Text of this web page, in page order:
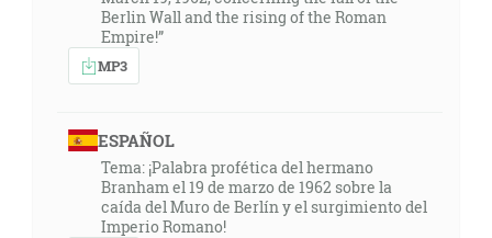
Berlin Wall and the rising of the Roman
Empire!”
MP3
ESPAÑOL
Tema: ¡Palabra profética del hermano
Branham el 19 de marzo de 1962 sobre la
caída del Muro de Berlín y el surgimiento del
Imperio Romano!